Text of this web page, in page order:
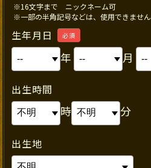
※16文字まで ニックネーム可
※一部の半角記号などは、使用できません
生年月日 必須
年 月
出生時間
時 分
出生地